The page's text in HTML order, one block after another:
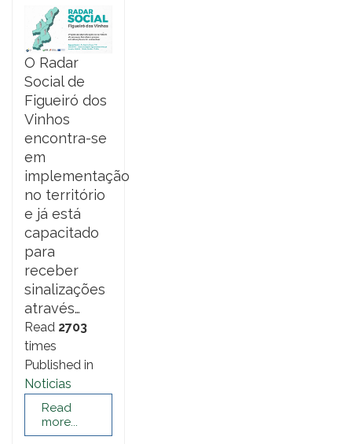
O Radar
Social de
Figueiró dos
Vinhos
encontra-se
em
implementação
no território
e já está
capacitado
para
receber
sinalizações
através…
Read 2703
times
Published in
Noticias
Read
more...